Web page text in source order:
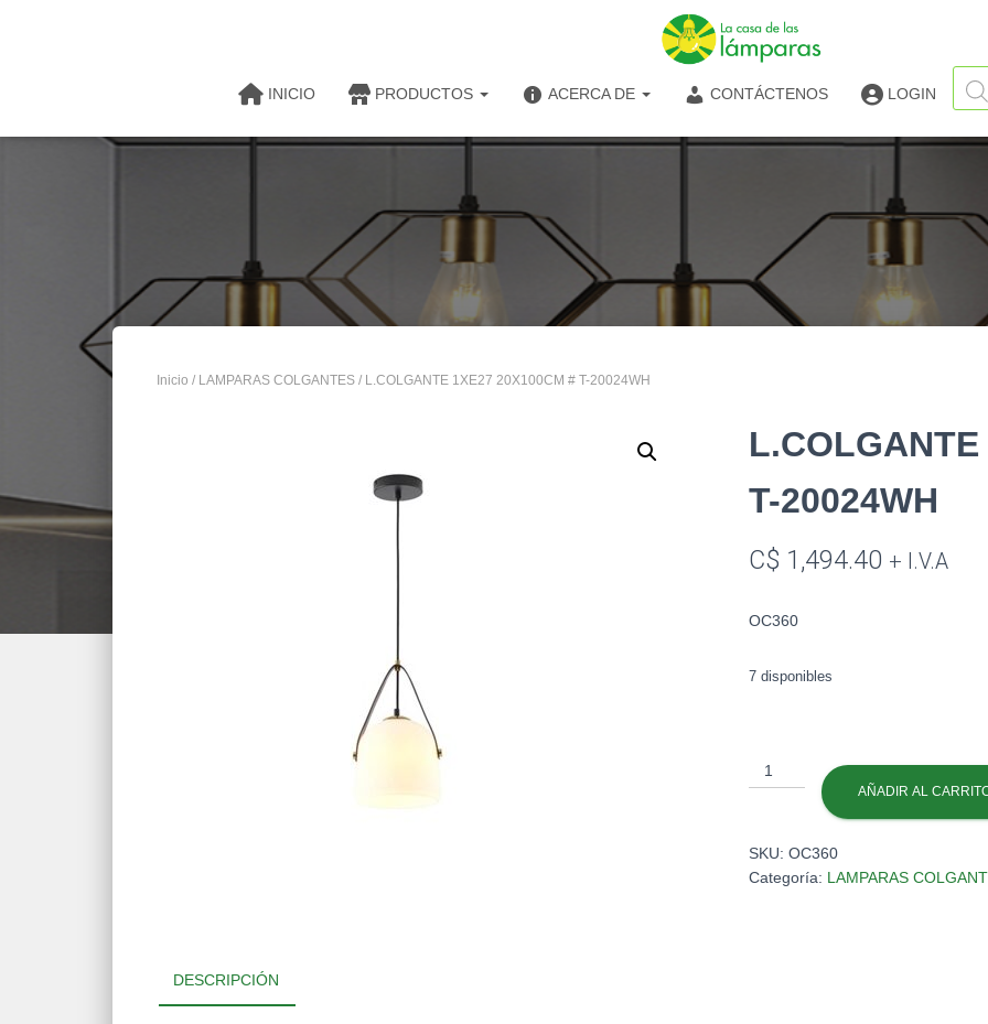
INICIO PRODUCTOS ACERCA DE CONTÁCTENOS LOGIN
de
Inicio / LAMPARAS COLGANTES / L.COLGANTE 1XE27 20X100CM # T-20024WH
T-20024WH
C$ 1,494.40 + I.V.A
OC360
7 disponibles
L.COLGANTE
1XE27
20X100CM
T-
20024WH
AÑADIR AL
SKU: OC360
Categoría: LAMPARAS
DESCRIPCIÓN